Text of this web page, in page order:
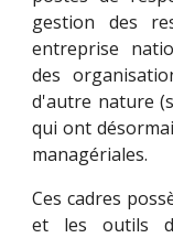
gestion des
entreprise
des
d'autre nature
qui ont
managériales.
Ces cadres
et les outils